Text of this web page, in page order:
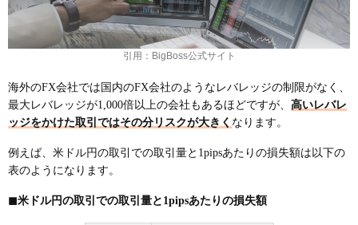
引用：BigBoss公式サイト
海外のFX会社では国内のFX会社のようなレバレッジの制限がなく、
最大レバレッジが1,000倍以上の会社もあるほどですが、 高いレバレ
ッジをかけた取引ではその分リスクが大きく なります。
例えば、米ドル円の取引での取引量と1pipsあたりの損失額は以下の
表のようになります。
◼︎米ドル円の取引での取引量と1pipsあたりの損失額